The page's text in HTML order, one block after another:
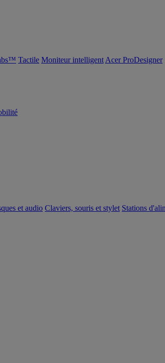
Tactile Moniteur intelligent Acer ProDesigner
et audio Claviers, souris et stylet Stations